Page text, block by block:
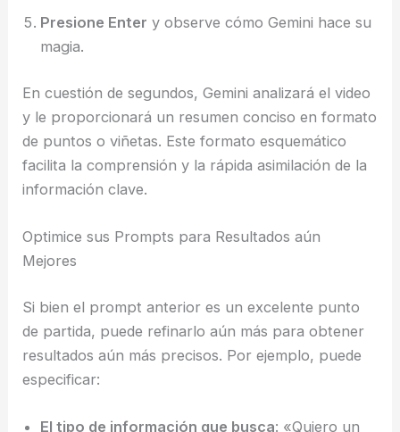
Presione Enter y observe cómo Gemini hace su
magia.
En cuestión de segundos, Gemini analizará el video
y le proporcionará un resumen conciso en formato
de puntos o viñetas. Este formato esquemático
facilita la comprensión y la rápida asimilación de la
información clave.
Optimice sus Prompts para Resultados aún
Mejores
Si bien el prompt anterior es un excelente punto
de partida, puede refinarlo aún más para obtener
resultados aún más precisos. Por ejemplo, puede
especificar:
El tipo de información que busca: «Quiero un